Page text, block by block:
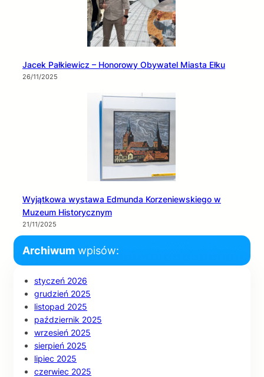
Jacek Pałkiewicz – Honorowy Obywatel Miasta Ełku
26/11/2025
Wyjątkowa wystawa Edmunda Korzeniewskiego w
Muzeum Historycznym
21/11/2025
Archiwum wpisów:
styczeń 2026
grudzień 2025
listopad 2025
październik 2025
wrzesień 2025
sierpień 2025
lipiec 2025
czerwiec 2025